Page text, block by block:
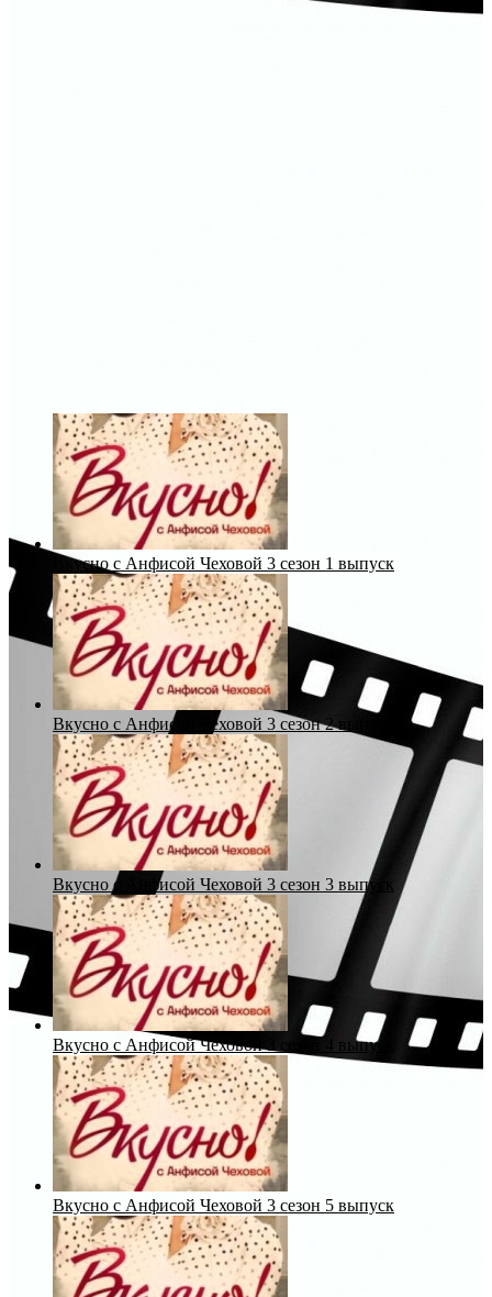
Вкусно с Анфисой Чеховой 3 сезон 1 выпуск
Вкусно с Анфисой Чеховой 3 сезон 2 выпуск
Вкусно с Анфисой Чеховой 3 сезон 3 выпуск
Вкусно с Анфисой Чеховой 3 сезон 4 выпуск
Вкусно с Анфисой Чеховой 3 сезон 5 выпуск